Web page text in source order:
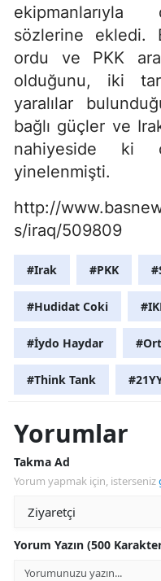
ekipmanlarıyla
sözlerine ekledi.
ordu ve PKK
olduğunu, iki
yaralılar
bağlı güçler ve
nahiyeside ki
yinelenmişti.
http://
s/iraq/509809
#Irak #PKK
#Hudidat Coki
#İydo Haydar
#Think Tank
Yorumlar
Takma Ad
Yorum yapmak için, isterseniz
Yorum Yazın (500